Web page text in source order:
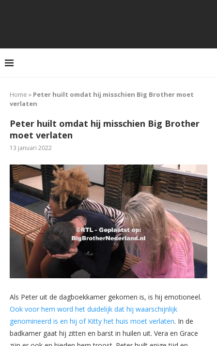
Home » Peter huilt omdat hij misschien Big Brother moet
verlaten
Peter huilt omdat hij misschien Big Brother
moet verlaten
13 januari 2022
Als Peter uit de dagboekkamer gekomen is, is hij emotioneel.
Ook voor hem word het duidelijk dat hij waarschijnlijk
genomineerd is en hij of Kitty het huis moet verlaten. In de
badkamer gaat hij zitten en barst in huilen uit. Vera en Grace